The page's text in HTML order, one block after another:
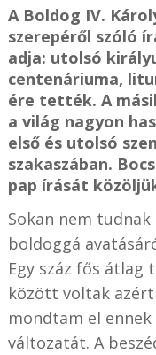
A Boldog IV.
szerepéről szóló
adja: utolsó
centenáriuma,
ére tették. A
a világ nagyon
első és utolsó
szakaszában.
pap írását
Sokan nem
boldoggá
Egy száz fős
között voltak
mondtam el
változatát. A